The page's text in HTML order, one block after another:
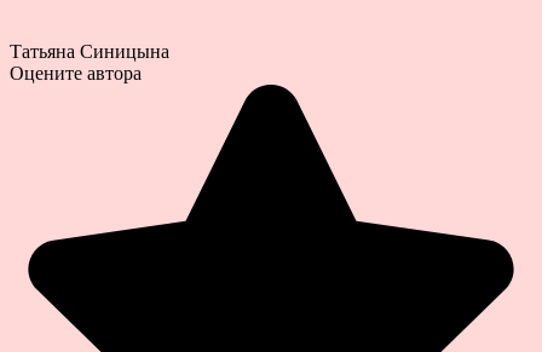
Татьяна Синицына
Оцените автора